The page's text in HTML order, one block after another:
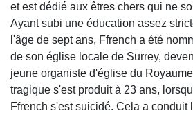
et est dédié aux êtres chers qui ne
Ayant subi une éducation assez
l'âge de sept ans, Ffrench a été
de son église locale de Surrey,
jeune organiste d'église du
tragique s'est produit à 23 ans,
Ffrench s'est suicidé. Cela a conduit